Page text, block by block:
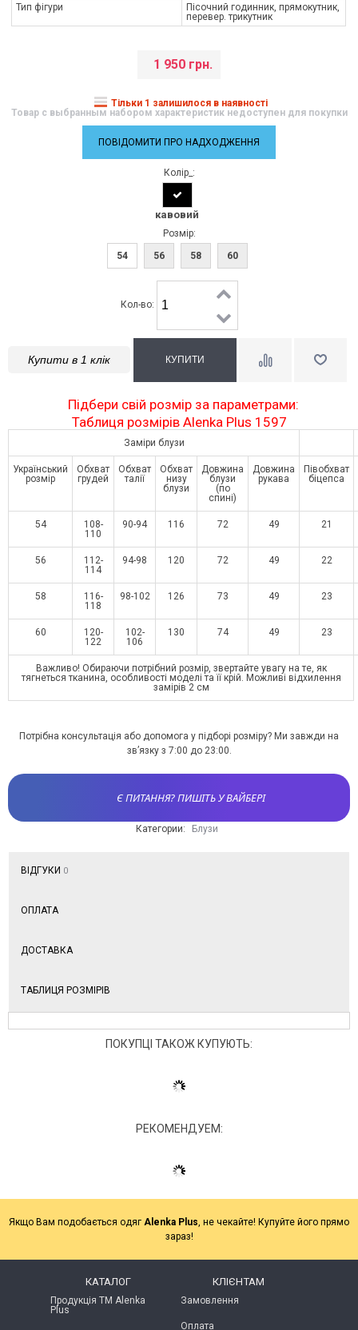
Тип фігури
Пісочний годинник, прямокутник,
перевер. трикутник
1 950 грн.
Тільки 1 залишилося в наявності
Товар с выбранным набором характеристик недоступен для покупки
ПОВІДОМИТИ ПРО НАДХОДЖЕННЯ
Колір_:
кавовий
Розмір:
54
56 58 60
Кол-во:
Купити в 1 клік
Підбери свій розмір за параметрами:
Таблиця розмірів Alenka Plus 1597
Заміри блузи
Український
розмір
Обхват
грудей
Обхват
талії
Обхват
низу
блузи
Довжина
блузи
(по
спині)
Довжина
рукава
Півобхват
біцепса
54
108-
110
90-94 116 72 49 21
56
112-
114
94-98 120 72 49 22
58
116-
118
98-102 126 73 49 23
60
120-
122
102-
106
130 74 49 23
Важливо! Обираючи потрібний розмір, звертайте увагу на те, як
тягнеться тканина, особливості моделі та її крій. Можливі відхилення
замірів 2 см
Потрібна консультація або допомога у підборі розміру? Ми завжди на
зв’язку з 7:00 до 23:00.
Є ПИТАННЯ? ПИШІТЬ У ВАЙБЕРІ
Категории: Блузи
ВІДГУКИ 0
ОПЛАТА
ДОСТАВКА
ТАБЛИЦЯ РОЗМІРІВ
ПОКУПЦІ ТАКОЖ КУПУЮТЬ:
РЕКОМЕНДУЕМ:
Якщо Вам подобається одяг Alenka Plus , не чекайте! Купуйте його прямо
зараз!
КАТАЛОГ
Продукція ТМ Alenka
Plus
КЛІЄНТАМ
Замовлення
Оплата